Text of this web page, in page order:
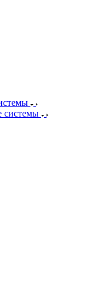
системы